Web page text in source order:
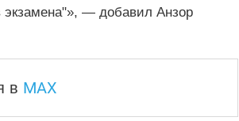
экзамена"», — добавил Анзор
в MAX